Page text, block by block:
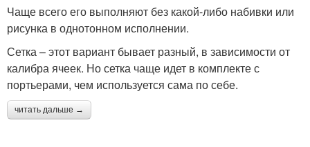
Чаще всего его выполняют без какой-либо набивки или
рисунка в однотонном исполнении.
Сетка – этот вариант бывает разный, в зависимости от
калибра ячеек. Но сетка чаще идет в комплекте с
портьерами, чем используется сама по себе.
читать дальше →